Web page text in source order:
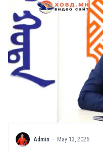
A Admin · May 13, 2026